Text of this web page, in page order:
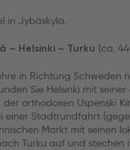
in Jybäskylä.
– Helsinki – Turku (ca.
in Richtung Schweden
Sie Helsinki mit
orthodoxen Uspenski
einer Stadtrundfahrt
Markt mit seinen
Turku auf und stechen